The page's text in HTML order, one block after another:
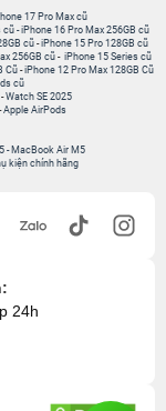
17 Pro Max cũ
cũ- iPhone 16 Pro Max 256GB cũ
cũ-iPhone 15 Pro 128GB cũ
256GB cũ- iPhone 15 Series cũ
Cũ-iPhone 12 Pro Max 128GB Cũ
cũ
-Watch SE 2025
Apple AirPods
- MacBook Air M5
kiện chính hãng
24h